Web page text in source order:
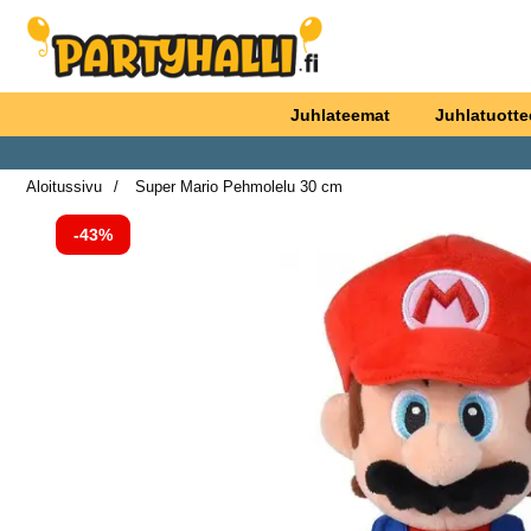
Ostoskori laajennettu Partyhallen AB
Juhlateemat
Aloitussivu
Super Mario Pehmolelu 30 cm
Hintaa alennettu
-43%